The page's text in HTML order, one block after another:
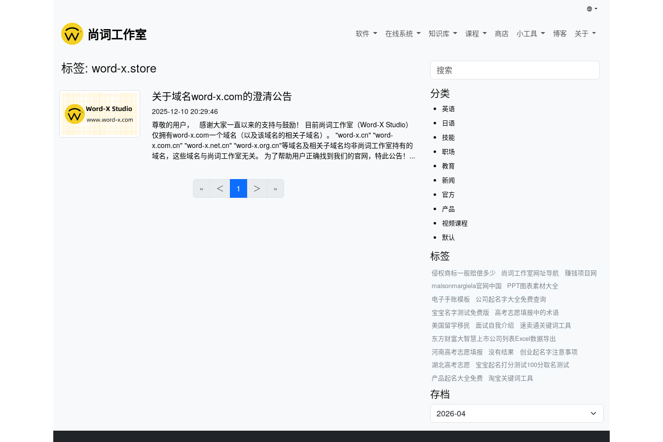
尚词工作室 软件 在线系统 知识库 课程 商店 小工具 博客 关于
标签: word-x.store
关于域名word-x.com的澄清公告
2025-12-10 20:29:46
尊敬的用户， 感谢大家一直以来的支持与鼓励！ 目前尚词工作室（Word-X Studio）
仅拥有word-x.com一个域名（以及该域名的相关子域名）。 "word-x.cn" "word-
x.com.cn" "word-x.net.cn" "word-x.org.cn"等域名及相关子域名均非尚词工作室持有的
域名，这些域名与尚词工作室无关。 为了帮助用户正确找到我们的官网，特此公告！...
« ＜ 1 ＞ »
分类
英语
日语
技能
职场
教育
新闻
官方
产品
视频课程
默认
标签
侵权商标一般赔偿多少 尚词工作室网址导航
赚钱项目网
maisonmargiela官网中国
PPT图表素材大全
电子手账模板
公司起名字大全免费查询
宝宝名字测试免费版
高考志愿填报中的术语
美国留学移民
面试自我介绍
速卖通关键词工具
东方财富大智慧上市公司列表Excel数据导出
河南高考志愿填报
没有结果
创业起名字注意事项
湖北高考志愿
宝宝起名打分测试100分取名测试
产品起名大全免费
淘宝关键词工具
存档